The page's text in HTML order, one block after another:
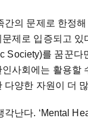
간의 문제로 한정
제로 입증되고
Society)를 꿈꾼다
사회에는 활용할
다양한 자원이 더
난다. ‘Mental